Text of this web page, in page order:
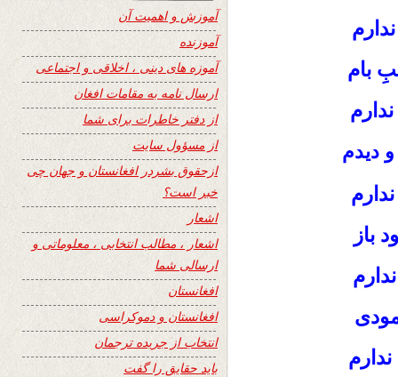
بام
دیدم
باز
آموزش و اهمیت آن
آموزنده
آموزه های دینی ، اخلاقی و اجتماعی
ارسال نامه به مقامات افغان
از دفتر خاطرات برای شما
از مسؤول سایت
ازحقوق بشردر افغانستان و جهان چی
خبر است؟
اشعار
اشعار ، مطالب انتخابی ، معلوماتی و
ارسالی شما
افغانستان
افغانستان و دموکراسی
انتخاب از جریده ترجمان
باید حقایق را گفت